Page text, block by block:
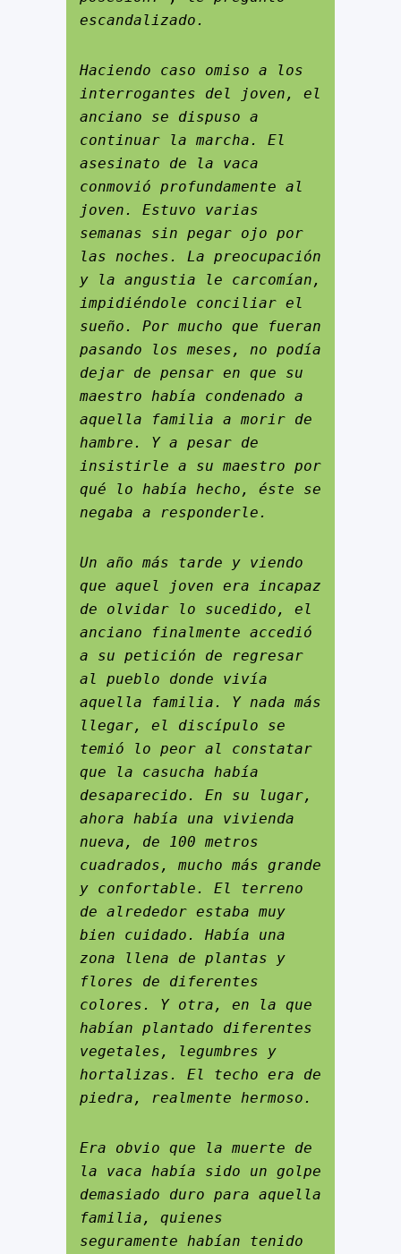
escandalizado.
Haciendo caso omiso a los
interrogantes del joven, el
anciano se dispuso a
continuar la marcha. El
asesinato de la vaca
conmovió profundamente al
joven. Estuvo varias
semanas sin pegar ojo por
las noches. La preocupación
y la angustia le carcomían,
impidiéndole conciliar el
sueño. Por mucho que fueran
pasando los meses, no podía
dejar de pensar en que su
maestro había condenado a
aquella familia a morir de
hambre. Y a pesar de
insistirle a su maestro por
qué lo había hecho, éste se
negaba a responderle.
Un año más tarde y viendo
que aquel joven era incapaz
de olvidar lo sucedido, el
anciano finalmente accedió
a su petición de regresar
al pueblo donde vivía
aquella familia. Y nada más
llegar, el discípulo se
temió lo peor al constatar
que la casucha había
desaparecido. En su lugar,
ahora había una vivienda
nueva, de 100 metros
cuadrados, mucho más grande
y confortable. El terreno
de alrededor estaba muy
bien cuidado. Había una
zona llena de plantas y
flores de diferentes
colores. Y otra, en la que
habían plantado diferentes
vegetales, legumbres y
hortalizas. El techo era de
piedra, realmente hermoso.
Era obvio que la muerte de
la vaca había sido un golpe
demasiado duro para aquella
familia, quienes
seguramente habían tenido